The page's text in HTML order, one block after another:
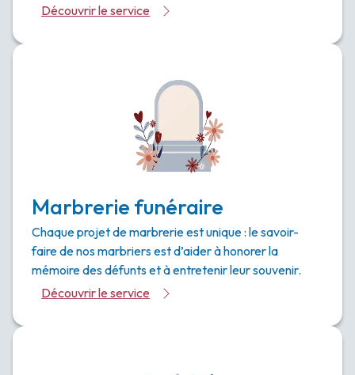
Découvrir le service
Marbrerie funéraire
Chaque projet de marbrerie est unique : le savoir-
faire de nos marbriers est d’aider à honorer la
mémoire des défunts et à entretenir leur souvenir.
Découvrir le service